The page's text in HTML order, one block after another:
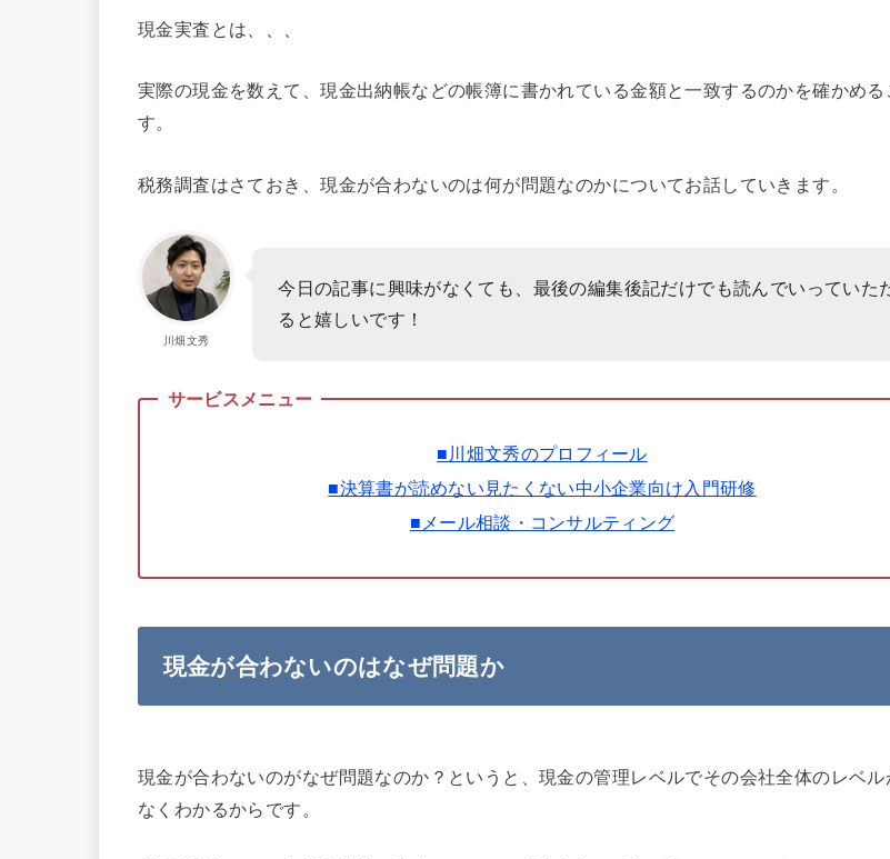
現金実査とは、、、
実際の現金を数えて、現金出納帳などの帳簿に書かれている金額と一致するのかを確かめる
す。
税務調査はさておき、現金が合わないのは何が問題なのかについてお話していきます。
川畑文秀
今日の記事に興味がなくても、最後の編集後記だけでも読んでいっていた
ると嬉しいです！
■川畑文秀のプロフィール
■決算書が読めない見たくない中小企業向け入門研修
■メール相談・コンサルティング
現金が合わないのはなぜ問題か
現金が合わないのがなぜ問題なのか？というと、現金の管理レベルでその会社全体のレベル
なくわかるからです。